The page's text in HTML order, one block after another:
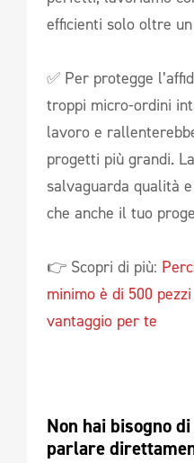
efficienti solo oltre
✅ Per protegge
troppi micro-ordini
lavoro e
progetti più grandi.
salvaguarda qualità
che anche il tuo
👉 Scopri di più:
minimo è di 500
vantaggio per te
Non hai bisogno
parlare